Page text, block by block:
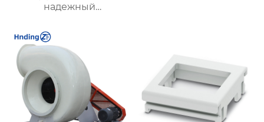
надежный
вентилятор SDS и
туннельный осевой
вентилятор SDF —
идеальное решение
для туннельной
вентиляции.